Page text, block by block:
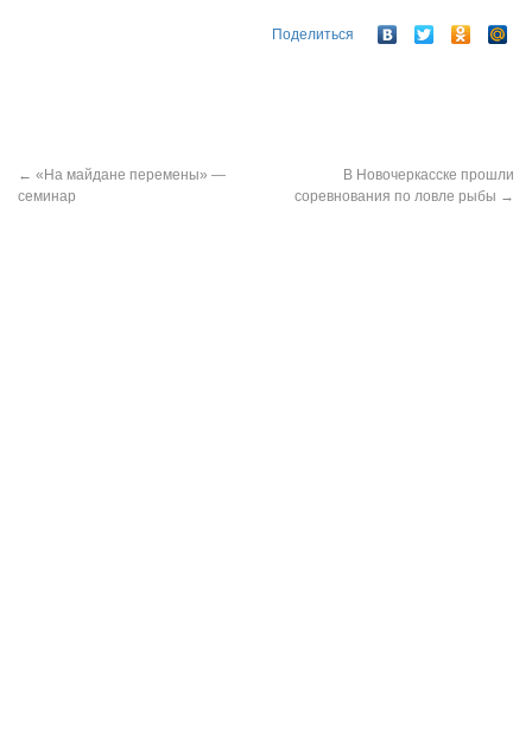
Поделиться
← «На майдане перемены» —
семинар
В Новочеркасске прошли
соревнования по ловле рыбы →